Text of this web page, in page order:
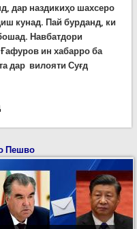
дар наздикиҳо шахсеро
кунад. Пай бурданд, ки
Навбатдори
ин хабарро ба
дар вилояти Суғд
сола дар соҳили Сир
Пешво